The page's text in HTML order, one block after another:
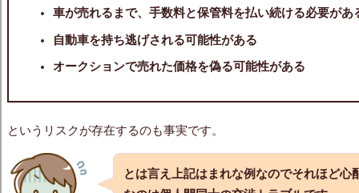
車が売れるまで、手数料と保管料を払い続ける必要があ
自動車を持ち逃げされる可能性がある
オークションで売れた価格を偽る可能性がある
というリスクが存在するのも事実です。
とは言え上記はまれな例なのでそれほど心